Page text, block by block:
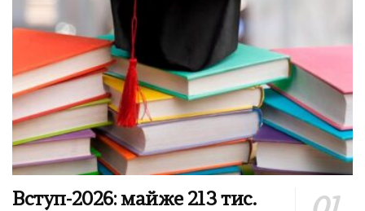
Вступ-2026: майже 213 тис.